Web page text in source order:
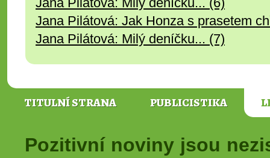
Jana Pilátová: Jak Honza s prasetem
Jana Pilátová: Milý deníčku... (7)
TITULNÍ STRANA PUBLICISTIKA
Pozitivní noviny jsou